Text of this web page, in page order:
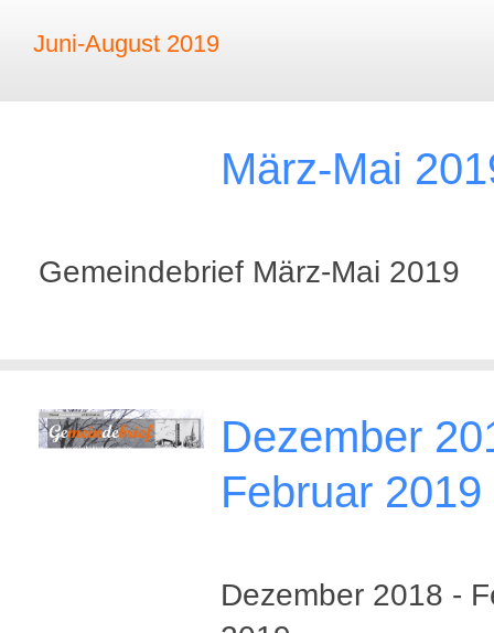
Juni-August 2019
März-Mai
Gemeindebrief März-Mai 2019
Dezember
Februar 2019
Dezember 2018 -